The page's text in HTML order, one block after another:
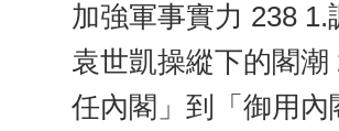
加強軍事實力 238
袁世凱操縱下的閣
任內閣」到「御用